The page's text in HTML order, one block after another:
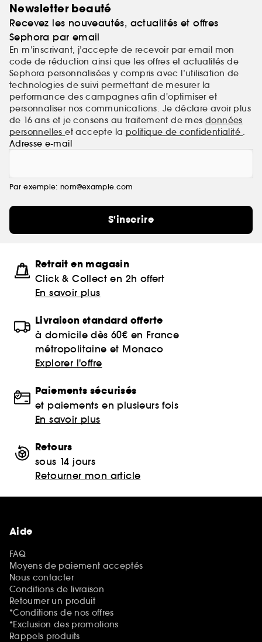
Newsletter beauté
Recevez les nouveautés, actualités et offres
Sephora par email
En m’inscrivant, j’accepte de recevoir par email mon
code de réduction ainsi que les offres et actualités de
Sephora personnalisées y compris avec l’utilisation de
technologies de suivi permettant de mesurer la
performance des campagnes afin d'optimiser et
personnaliser nos communications. Je déclare avoir plus
de 16 ans et je consens au traitement de mes données
personnelleset accepte la politique de confidentialité .
Adresse e-mail
Par exemple: nom@example.com
S'inscrire
Retrait en magasin
Click & Collect en 2h offert
En savoir plus
Livraison standard offerte
à domicile dès 60€ en France
métropolitaine et Monaco
Explorer l'offre
Paiements sécurisés
et paiements en plusieurs fois
En savoir plus
Retours
sous 14 jours
Retourner mon article
Aide
FAQ
Moyens de paiement acceptés
Nous contacter
Conditions de livraison
Retourner un produit
*Conditions de nos offres
*Exclusion des promotions
Rappels produits